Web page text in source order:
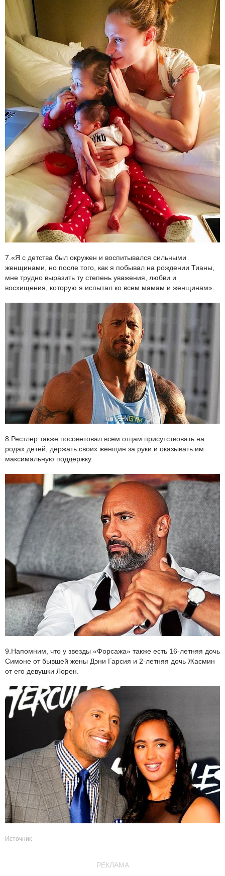
7.«Я с детства был окружен и воспитывался сильными
женщинами, но после того, как я побывал на рождении Тианы,
мне трудно выразить ту степень уважения, любви и
восхищения, которую я испытал ко всем мамам и женщинам».
8.Рестлер также посоветовал всем отцам присутствовать на
родах детей, держать своих женщин за руки и оказывать им
максимальную поддержку.
9.Напомним, что у звезды «Форсажа» также есть 16-летняя дочь
Симоне от бывшей жены Дэни Гарсия и 2-летняя дочь Жасмин
от его девушки Лорен.
Источник
РЕКЛАМА